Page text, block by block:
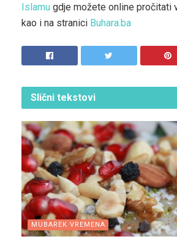
Islamu gdje možete online pročitati
kao i na stranici Buhara.ba
Slični tekstovi
MUBAREK VREMENA